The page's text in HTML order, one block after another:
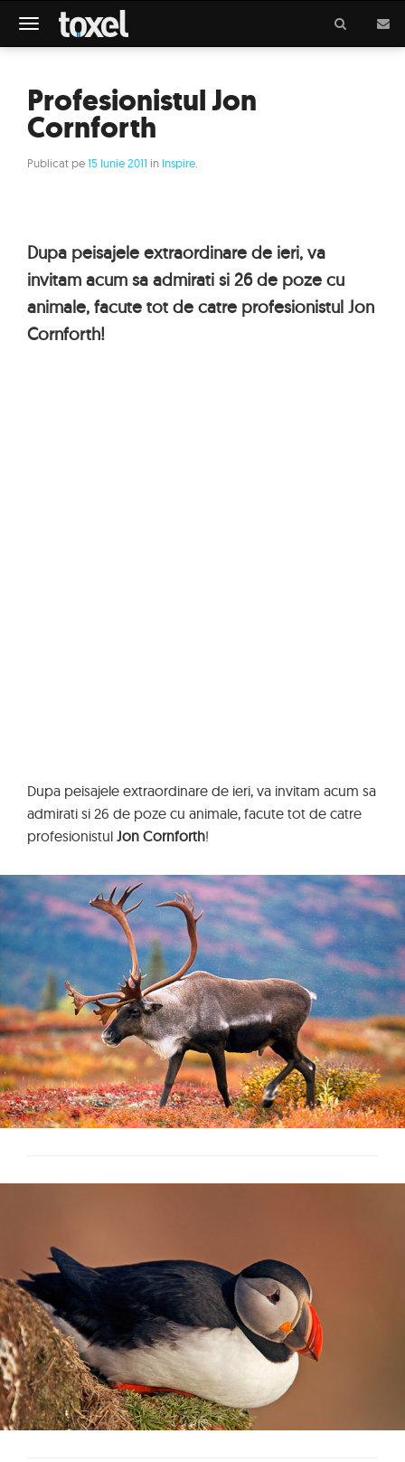
Meniu
Profesionistul Jon
Cornforth
Publicat pe15 Iunie 2011 in Inspire
Dupa peisajele extraordinare de ieri, va
invitam acum sa admirati si 26 de poze cu
animale, facute tot de catre profesionistul Jon
Cornforth!
Dupa peisajele extraordinare de ieri, va invitam acum sa
admirati si 26 de poze cu animale, facute tot de catre
profesionistul Jon Cornforth!